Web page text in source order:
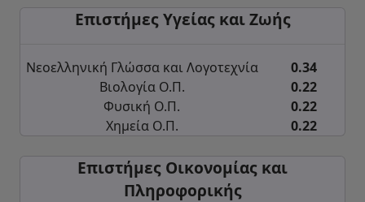
Επιστήμες Υγείας και Ζωής
Νεοελληνική Γλώσσα και Λογοτεχνία
0.34
Βιολογία Ο.Π.
0.22
Φυσική Ο.Π.
0.22
Χημεία Ο.Π.
0.22
Επιστήμες Οικονομίας και
Πληροφορικής